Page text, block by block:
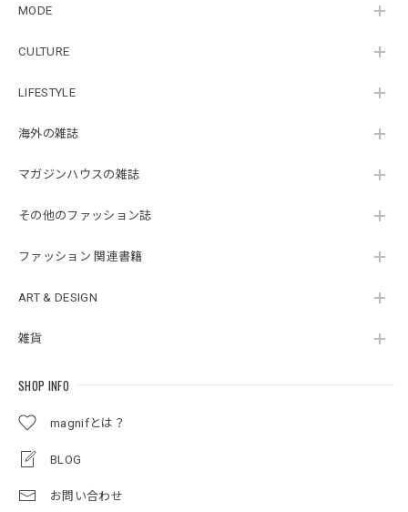
MODE
CULTURE
LIFESTYLE
海外の雑誌
マガジンハウスの雑誌
その他のファッション誌
ファッション 関連書籍
ART & DESIGN
雑貨
SHOP INFO
magnifとは？
BLOG
お問い合わせ